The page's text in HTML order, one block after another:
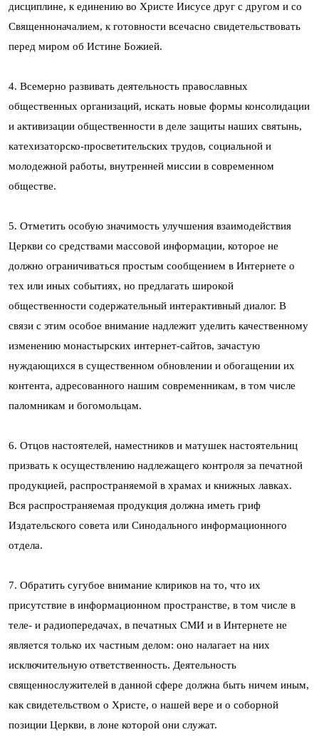
дисциплине, к единению во Христе Иисусе друг с другом и со
Священноначалием, к готовности всечасно свидетельствовать
перед миром об Истине Божией.
4. Всемерно развивать деятельность православных
общественных организаций, искать новые формы консолидации
и активизации общественности в деле защиты наших святынь,
катехизаторско-просветительских трудов, социальной и
молодежной работы, внутренней миссии в современном
обществе.
5. Отметить особую значимость улучшения взаимодействия
Церкви со средствами массовой информации, которое не
должно ограничиваться простым сообщением в Интернете о
тех или иных событиях, но предлагать широкой
общественности содержательный интерактивный диалог. В
связи с этим особое внимание надлежит уделить качественному
изменению монастырских интернет-сайтов, зачастую
нуждающихся в существенном обновлении и обогащении их
контента, адресованного нашим современникам, в том числе
паломникам и богомольцам.
6. Отцов настоятелей, наместников и матушек настоятельниц
призвать к осуществлению надлежащего контроля за печатной
продукцией, распространяемой в храмах и книжных лавках.
Вся распространяемая продукция должна иметь гриф
Издательского совета или Синодального информационного
отдела.
7. Обратить сугубое внимание клириков на то, что их
присутствие в информационном пространстве, в том числе в
теле- и радиопередачах, в печатных СМИ и в Интернете не
является только их частным делом: оно налагает на них
исключительную ответственность. Деятельность
священнослужителей в данной сфере должна быть ничем иным,
как свидетельством о Христе, о нашей вере и о соборной
позиции Церкви, в лоне которой они служат.